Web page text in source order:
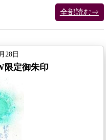
全部読む⇒
28日
定御朱印